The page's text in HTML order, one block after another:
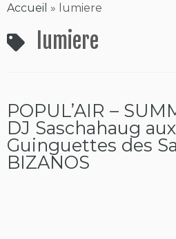
Accueil » lumiere
lumiere
POPUL’AIR –
DJ Saschahaug
Guinguettes des
BIZANOS